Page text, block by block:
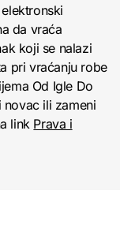
da vraća
koji se nalazi
pri vraćanju robe
Od Igle Do
ili zameni
link Prava i